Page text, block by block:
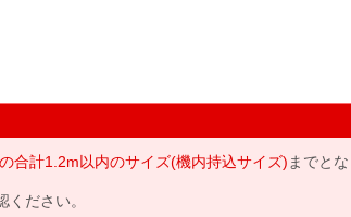
合計1.2m以内のサイズ(機内持込サイズ) までと
ください。